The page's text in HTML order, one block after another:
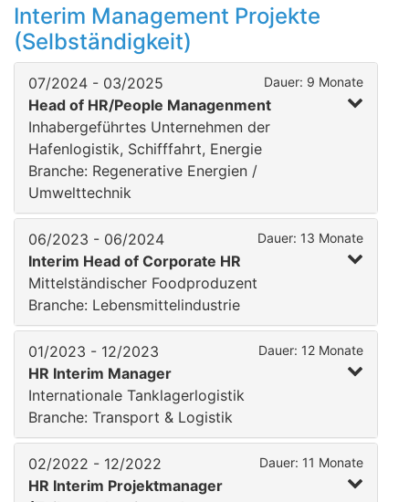
Interim Management Projekte
(Selbständigkeit)
07/2024 - 03/2025 Dauer: 9 Monate
Head of HR/People Managenment
Inhabergeführtes Unternehmen der
Hafenlogistik, Schifffahrt, Energie
Branche: Regenerative Energien /
Umwelttechnik
06/2023 - 06/2024 Dauer: 13 Monate
Interim Head of Corporate HR
Mittelständischer Foodproduzent
Branche: Lebensmittelindustrie
01/2023 - 12/2023 Dauer: 12 Monate
HR Interim Manager
Internationale Tanklagerlogistik
Branche: Transport & Logistik
02/2022 - 12/2022 Dauer: 11 Monate
HR Interim Projektmanager